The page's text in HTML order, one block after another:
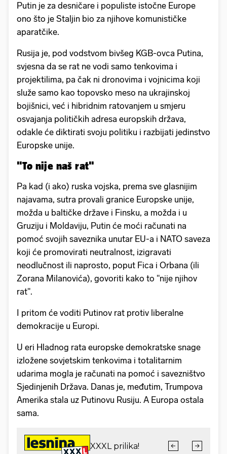
Putin je za desničare i populiste istočne Europe
ono što je Staljin bio za njihove komunističke
aparatčike.
Rusija je, pod vodstvom bivšeg KGB-ovca Putina,
svjesna da se rat ne vodi samo tenkovima i
projektilima, pa čak ni dronovima i vojnicima koji
služe samo kao topovsko meso na ukrajinskoj
bojišnici, već i hibridnim ratovanjem u smjeru
osvajanja političkih adresa europskih država,
odakle će diktirati svoju politiku i razbijati jedinstvo
Europske unije.
"To nije naš rat"
Pa kad (i ako) ruska vojska, prema sve glasnijim
najavama, sutra provali granice Europske unije,
možda u baltičke države i Finsku, a možda i u
Gruziju i Moldaviju, Putin će moći računati na
pomoć svojih saveznika unutar EU-a i NATO saveza
koji će promovirati neutralnost, izigravati
neodlučnost ili naprosto, poput Fica i Orbana (ili
Zorana Milanovića), govoriti kako to "nije njihov
rat".
I pritom će voditi Putinov rat protiv liberalne
demokracije u Europi.
U eri Hladnog rata europske demokratske snage
izložene sovjetskim tenkovima i totalitarnim
udarima mogla je računati na pomoć i savezništvo
Sjedinjenih Država. Danas je, međutim, Trumpova
Amerika stala uz Putinovu Rusiju. A Europa ostala
sama.